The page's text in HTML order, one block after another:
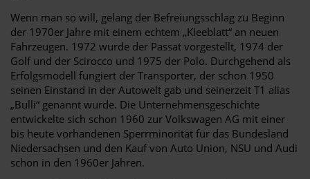
Wenn man so will, gelang der Befreiungsschlag zu Beginn
der 1970er Jahre mit einem echtem „Kleeblatt“ an neuen
Fahrzeugen. 1972 wurde der Passat vorgestellt, 1974 der
Golf und der Scirocco und 1975 der Polo. Durchgehend als
Erfolgsmodell fungiert der Transporter, der schon 1950
seinen Einstand in der Autowelt gab und seinerzeit T1 alias
„Bulli“ genannt wurde. Die Unternehmensgeschichte
entwickelte sich schon 1960 zur Volkswagen AG mit einer
bis heute vorhandenen Sperrminorität für das Bundesland
Niedersachsen und den Kauf von Auto Union, NSU und Audi
schon in den 1960er Jahren.